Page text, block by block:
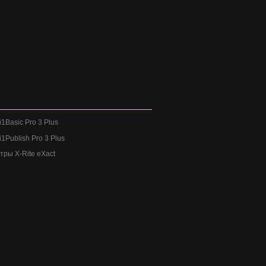
Pro 3 Plus
Pro 3 Plus
X-Rite eXact